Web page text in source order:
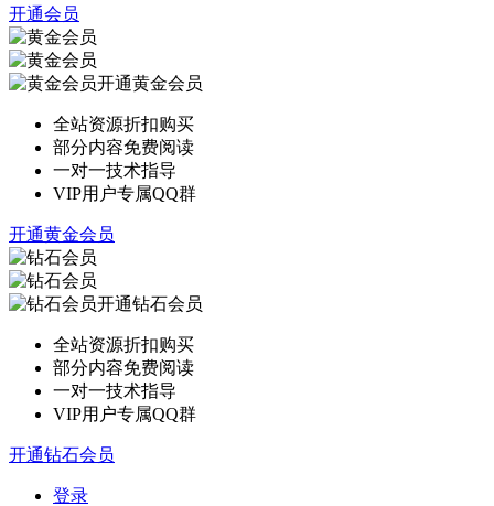
开通会员
开通黄金会员
全站资源折扣购买
部分内容免费阅读
一对一技术指导
VIP用户专属QQ群
开通黄金会员
开通钻石会员
全站资源折扣购买
部分内容免费阅读
一对一技术指导
VIP用户专属QQ群
开通钻石会员
登录